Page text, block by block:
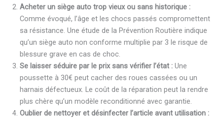
Acheter un siège auto trop vieux ou sans historique :
Comme évoqué, l’âge et les chocs passés compromettent
sa résistance. Une étude de la Prévention Routière indique
qu’un siège auto non conforme multiplie par 3 le risque de
blessure grave en cas de choc.
Se laisser séduire par le prix sans vérifier l’état : Une
poussette à 30€ peut cacher des roues cassées ou un
harnais défectueux. Le coût de la réparation peut la rendre
plus chère qu’un modèle reconditionné avec garantie.
Oublier de nettoyer et désinfecter l’article avant utilisation :